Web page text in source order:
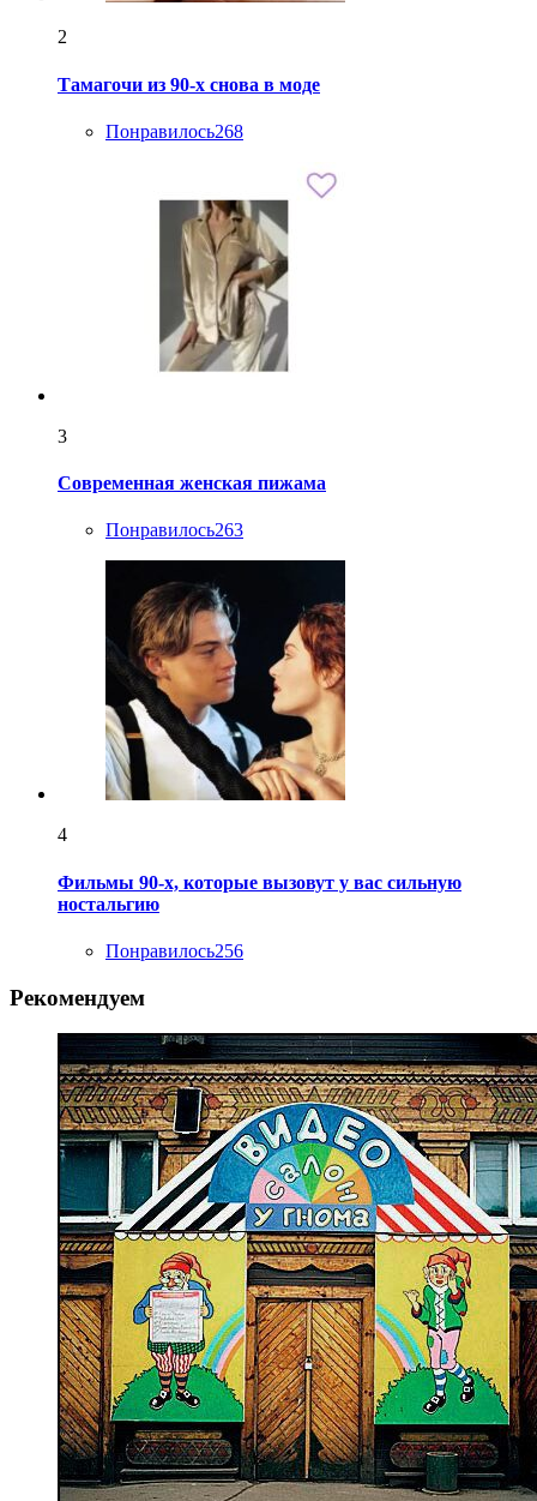
2
Тамагочи из 90-х снова в моде
Понравилось268
3
Современная женская пижама
Понравилось263
4
Фильмы 90-х, которые вызовут у вас сильную
ностальгию
Понравилось256
Рекомендуем